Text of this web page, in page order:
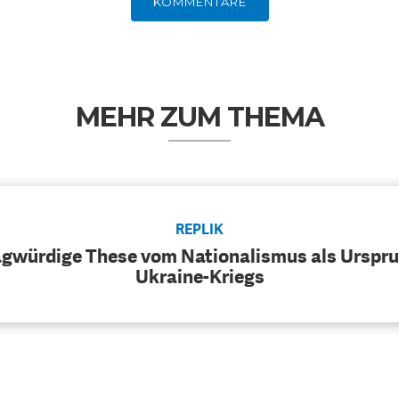
MEHR ZUM THEMA
REPLIK
These vom Nationalismus als
Ukraine-Kriegs